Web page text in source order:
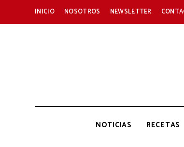
INICIO NOSOTROS NEWSLETTER
NOTICIAS
RECETAS